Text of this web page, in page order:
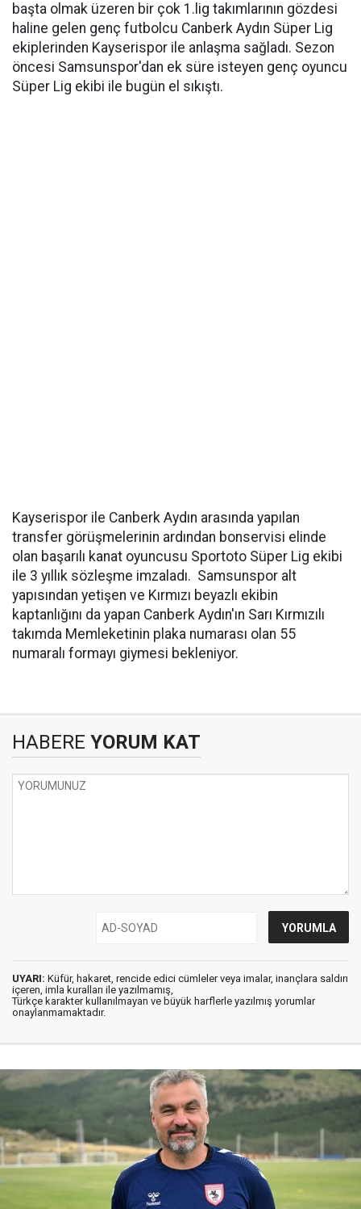
başta olmak üzeren bir çok 1.lig takımlarının gözdesi
haline gelen genç futbolcu Canberk Aydın Süper Lig
ekiplerinden Kayserispor ile anlaşma sağladı. Sezon
öncesi Samsunspor'dan ek süre isteyen genç oyuncu
Süper Lig ekibi ile bugün el sıkıştı.
Kayserispor ile Canberk Aydın arasında yapılan
transfer görüşmelerinin ardından bonservisi elinde
olan başarılı kanat oyuncusu Sportoto Süper Lig ekibi
ile 3 yıllık sözleşme imzaladı. Samsunspor alt
yapısından yetişen ve Kırmızı beyazlı ekibin
kaptanlığını da yapan Canberk Aydın'ın Sarı Kırmızılı
takımda Memleketinin plaka numarası olan 55
numaralı formayı giymesi bekleniyor.
HABERE YORUM KAT
UYARI: Küfür, hakaret, rencide edici cümleler veya imalar, inançlara saldırı
içeren, imla kuralları ile yazılmamış,
Türkçe karakter kullanılmayan ve büyük harflerle yazılmış yorumlar
onaylanmamaktadır.